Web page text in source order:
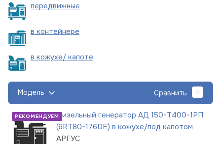
передвижные
в контейнере
в кожухе/ капоте
Модель Сравнить
РЕКОМЕНДУЕМДизельный генератор АД 150-Т400-1РП
(6RT80-176DE) в кожухе/под капотом
АРГУС